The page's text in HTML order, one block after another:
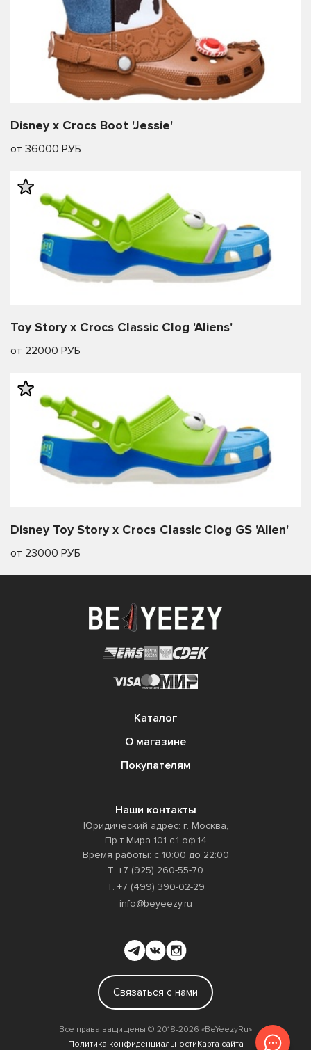
Disney x Crocs Boot 'Jessie'
от 36000 РУБ
Toy Story x Crocs Classic Clog 'Aliens'
от 22000 РУБ
Disney Toy Story x Crocs Classic Clog GS 'Alien'
от 23000 РУБ
Каталог
О магазине
Покупателям
Наши контакты
Юридический адрес: г. Москва,
Пр-т Мира 101 с.1 оф.14
Время работы: с 10:00 до 22:00
Т. +7 (925) 260-55-70
Т. +7 (499) 390-02-29
info@beyeezy.ru
Связаться с нами
Все права защищены ©️ 2018-2026 «BeYeezyRu»
Политика конфиденциальностиКарта сайта